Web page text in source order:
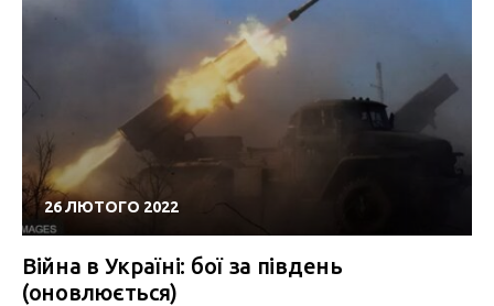
26 ЛЮТОГО 2022
Війна в Україні: бої за південь
(оновлюється)